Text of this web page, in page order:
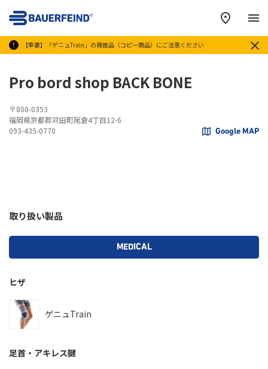
【重要】「ゲニュTrain」の模倣品（コピー商品）にご注意ください
メ
Pro bord shop BACK BONE
〒800-0353
福岡県京都郡苅田町尾倉4丁目12-6
093-435-0770
Google MAP
取り扱い製品
MEDICAL
ヒザ
ゲニュTrain
足首・アキレス腱